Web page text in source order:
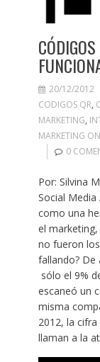
20/12/2012
CODIGOS QR,
MARKETING,
MARKETING
0
Por: Silvina
Social
como una
el
no fueron
fallando? De
sólo el 9%
escaneó un
misma
2012, la
llaman a la